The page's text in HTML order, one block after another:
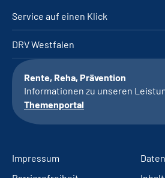
Service auf einen Klick
DRV Westfalen
Rente, Reha, Prävention
Informationen zu unseren
Themenportal
Impressum